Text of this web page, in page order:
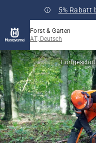
5% Rabatt
Forst & Garten
AT, Deutsch